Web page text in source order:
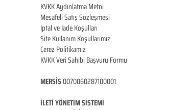
KVKK Aydınlatma Metni
Mesafeli Satış Sözleşmesi
İptal ve İade Koşulları
Site Kullanım Koşullarımız
Çerez Politikamız
KVKK Veri Sahibi Başvuru Formu
MERSİS0070060287100001
İLETİ YÖNETİM SİSTEMİ